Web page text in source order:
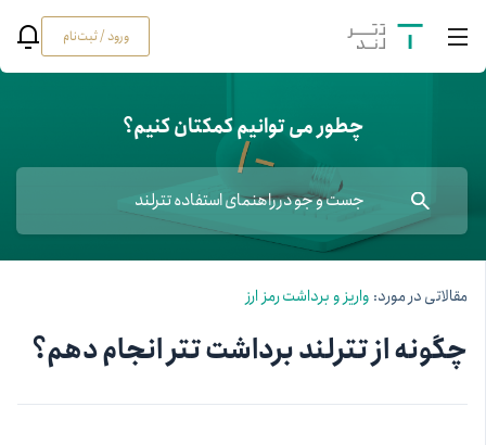
ورود / ثبت‌نام
چطور می توانیم کمکتان کنیم؟
مقالاتی در مورد: واریز و برداشت رمز ارز
چگونه از تترلند برداشت تتر انجام دهم؟